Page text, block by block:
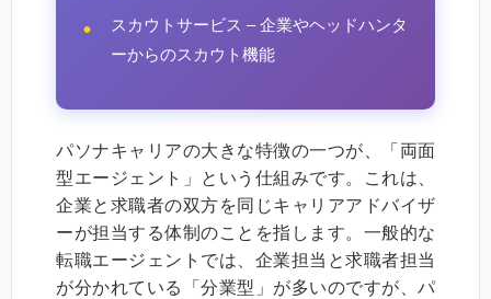
スカウトサービス – 企業やヘッドハンタ
ーからのスカウト機能
パソナキャリアの大きな特徴の一つが、「両面
型エージェント」という仕組みです。これは、
企業と求職者の双方を同じキャリアアドバイザ
ーが担当する体制のことを指します。一般的な
転職エージェントでは、企業担当と求職者担当
が分かれている「分業型」が多いのですが、パ